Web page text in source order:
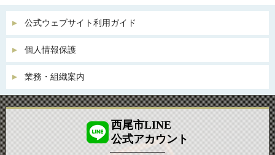
公式ウェブサイト利用ガイド
個人情報保護
業務・組織案内
西尾市LINE
公式アカウント